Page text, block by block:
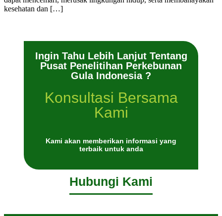
kesehatan dan […]
Ingin Tahu Lebih Lanjut Tentang
Pusat Penelitihan Perkebunan
Gula Indonesia ?
Konsultasi Bersama
Kami
Kami akan memberikan informasi yang
terbaik untuk anda
Hubungi Kami